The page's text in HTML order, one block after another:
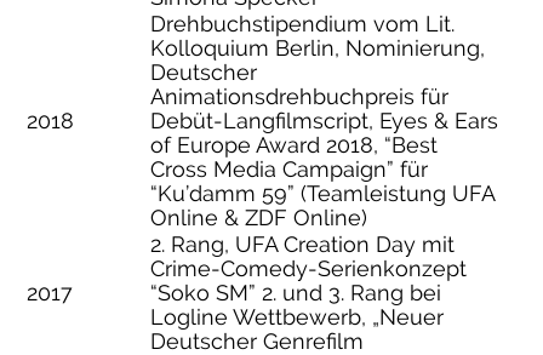
2018
Drehbuchstipendium vom Lit.
Kolloquium Berlin, Nominierung,
Deutscher
Animationsdrehbuchpreis für
Debüt-Langfilmscript, Eyes & Ears
of Europe Award 2018, “Best
Cross Media Campaign” für
“Ku’damm 59” (Teamleistung UFA
Online & ZDF Online)
2017
2. Rang, UFA Creation Day mit
Crime-Comedy-Serienkonzept
“Soko SM” 2. und 3. Rang bei
Logline Wettbewerb, „Neuer
Deutscher Genrefilm